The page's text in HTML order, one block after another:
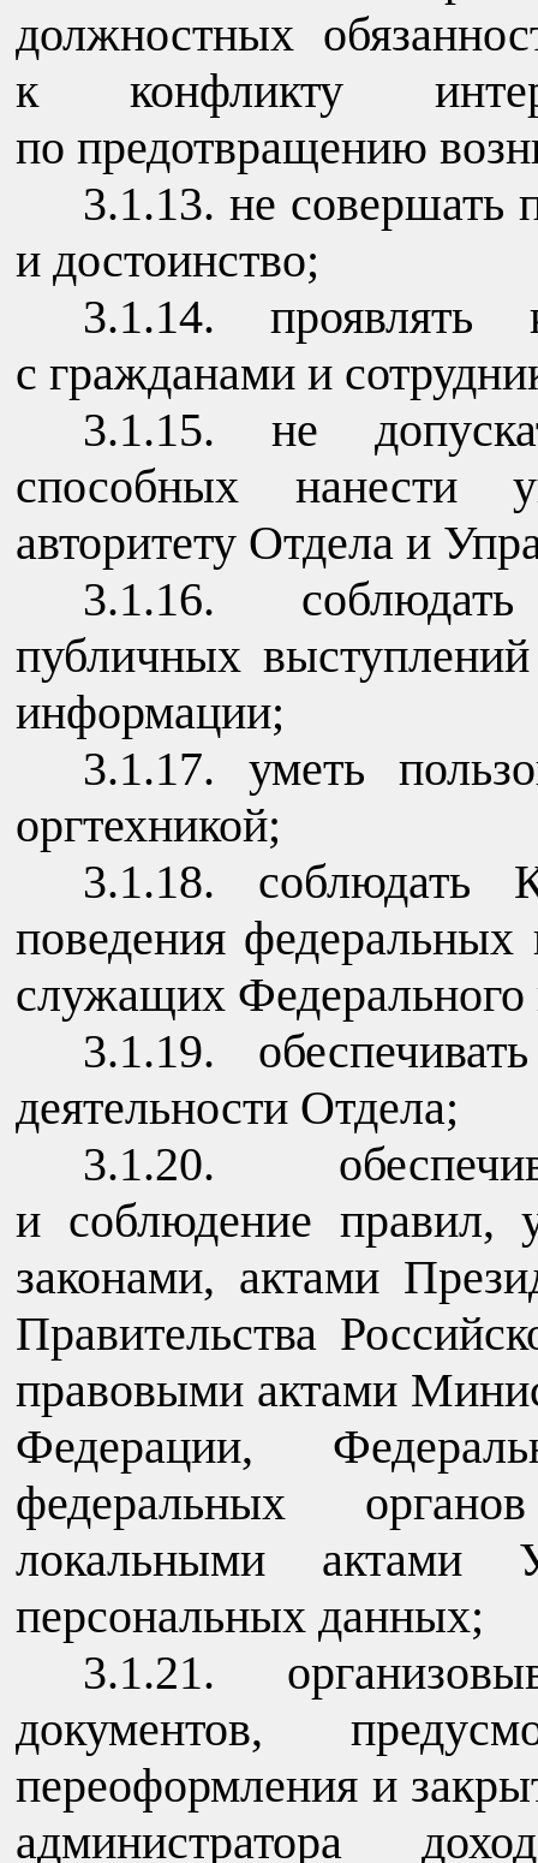
должностных
к конфликту
по предотвращению
3.1.13. не совершать
и достоинство;
3.1.14. проявлять
с гражданами и
3.1.15. не
способных нанести
авторитету Отдела и
3.1.16.
публичных
информации;
3.1.17. уметь
оргтехникой;
3.1.18. соблюдать
поведения федеральных
служащих Федерального
3.1.19.
деятельности Отдела;
3.1.20.
и соблюдение правил,
законами, актами
Правительства
правовыми актами
Федерации,
федеральных
локальными актами
персональных данных;
3.1.21.
документов,
переоформления и
администратора